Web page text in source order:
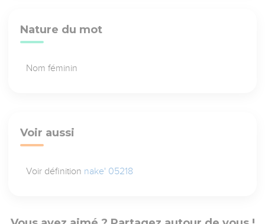
Nature du mot
Nom féminin
Voir aussi
Voir définition nake' 05218